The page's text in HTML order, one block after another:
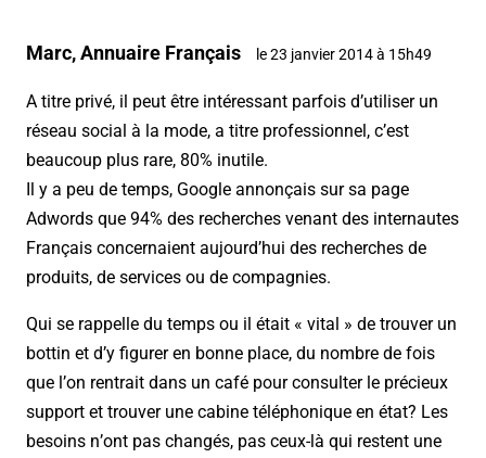
Marc, Annuaire Français le 23 janvier 2014 à 15h49
A titre privé, il peut être intéressant parfois d’utiliser un
réseau social à la mode, a titre professionnel, c’est
beaucoup plus rare, 80% inutile.
Il y a peu de temps, Google annonçais sur sa page
Adwords que 94% des recherches venant des internautes
Français concernaient aujourd’hui des recherches de
produits, de services ou de compagnies.
Qui se rappelle du temps ou il était « vital » de trouver un
bottin et d’y figurer en bonne place, du nombre de fois
que l’on rentrait dans un café pour consulter le précieux
support et trouver une cabine téléphonique en état? Les
besoins n’ont pas changés, pas ceux-là qui restent une